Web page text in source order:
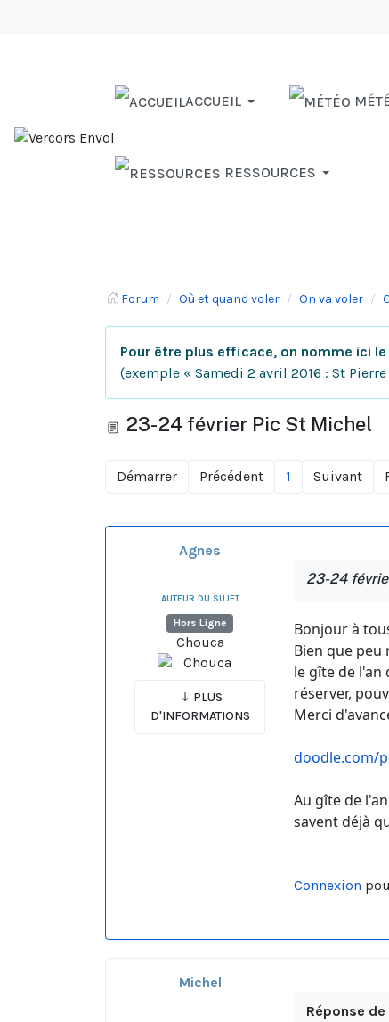
ACCUEIL
RESSOURCES
Forum Où et quand voler On va voler
Pour être plus efficace, on nomme ici
(exemple « Samedi 2 avril 2016 : St Pierre
23-24 février Pic St Michel
Démarrer Précédent 1 Suivant
Agnes
AUTEUR DU SUJET
Hors Ligne
Chouca
PLUS
D'INFORMATIONS
23-24
Bonjour à
Bien que
le gîte de l'an
réserver,
Merci
doodle.com/
Au gîte de
savent déjà
Connexion
Michel
Réponse de